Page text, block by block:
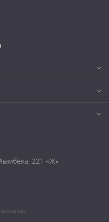
221 «Ж»
выходных.